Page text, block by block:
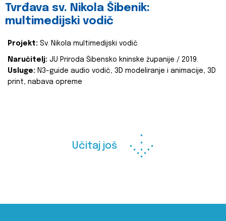
Tvrđava sv. Nikola Šibenik:
multimedijski vodič
Projekt: Sv. Nikola multimedijski vodič
Naručitelj: JU Priroda Šibensko kninske županije / 2019.
Usluge: N3-guide audio vodič, 3D modeliranje i animacije, 3D
print, nabava opreme
Učitaj još